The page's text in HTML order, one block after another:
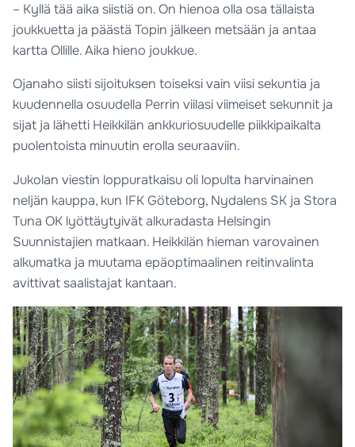
– Kyllä tää aika siistiä on. On hienoa olla osa tällaista
joukkuetta ja päästä Topin jälkeen metsään ja antaa
kartta Ollille. Aika hieno joukkue.
Ojanaho siisti sijoituksen toiseksi vain viisi sekuntia ja
kuudennella osuudella Perrin viilasi viimeiset sekunnit ja
sijat ja lähetti Heikkilän ankkuriosuudelle piikkipaikalta
puolentoista minuutin erolla seuraaviin.
Jukolan viestin loppuratkaisu oli lopulta harvinainen
neljän kauppa, kun IFK Göteborg, Nydalens SK ja Stora
Tuna OK lyöttäytyivät alkuradasta Helsingin
Suunnistajien matkaan. Heikkilän hieman varovainen
alkumatka ja muutama epäoptimaalinen reitinvalinta
avittivat saalistajat kantaan.